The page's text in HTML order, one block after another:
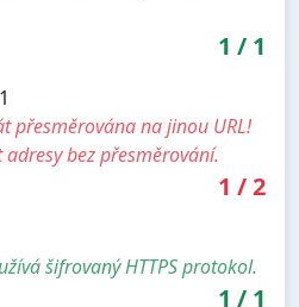
1 / 1
1
přesměrována na jinou URL!
adresy bez přesměrování.
1 /2
šifrovaný HTTPS protokol.
1 / 1